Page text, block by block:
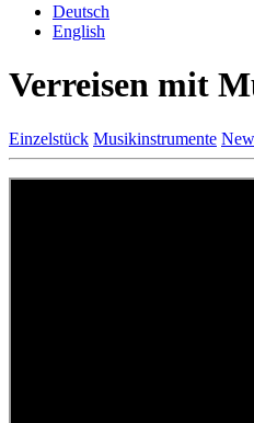
Deutsch
English
Verreisen mit
Einzelstück Musikinstrumente